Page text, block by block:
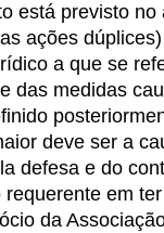
está previsto
ações
a que se
das medidas
deve ser a
defesa e do
em
da